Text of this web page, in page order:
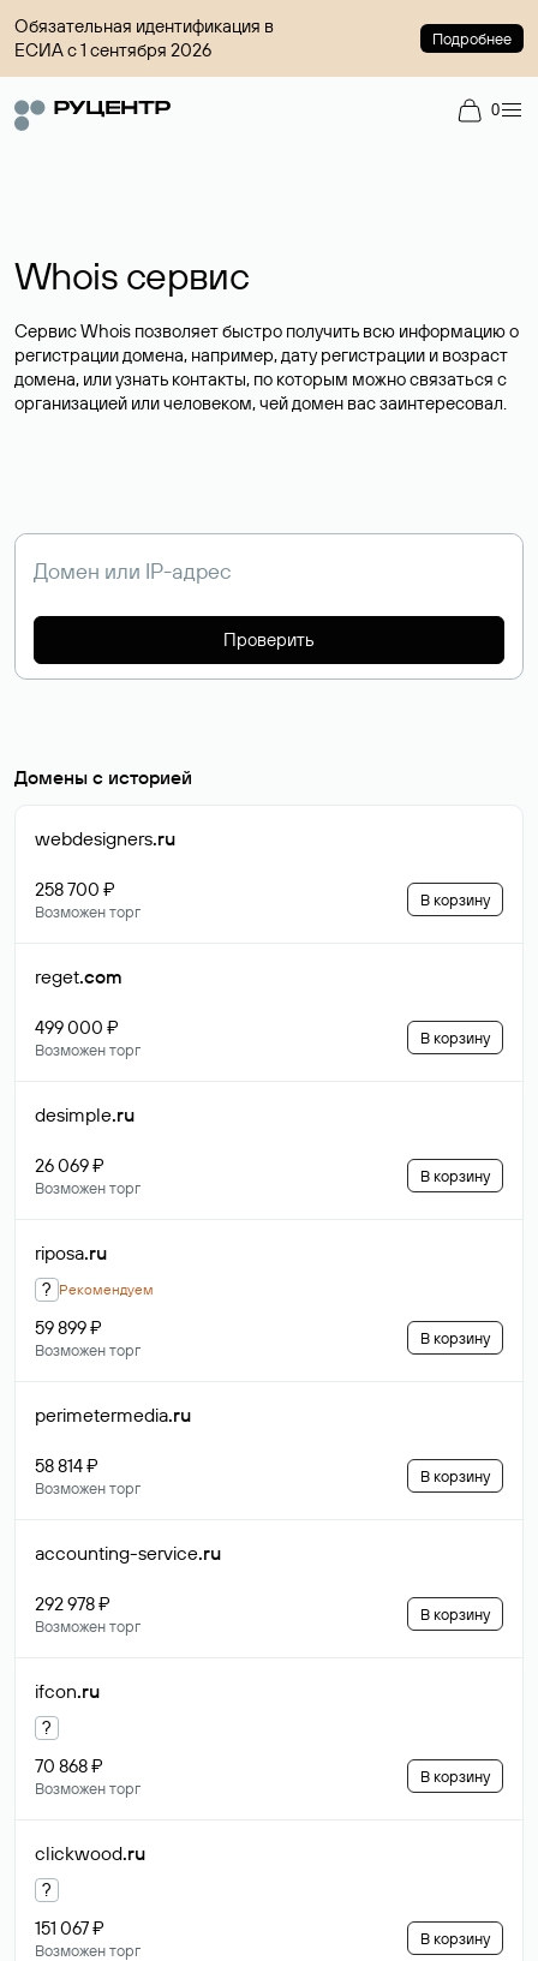
Обязательная идентификация в
ЕСИА с 1 сентября 2026
Подробнее
0
Whois сервис
Сервис Whois позволяет быстро получить всю информацию о
регистрации домена, например, дату регистрации и возраст
домена, или узнать контакты, по которым можно связаться с
организацией или человеком, чей домен вас заинтересовал.
Проверить
Домены с историей
webdesigners.ru
258 700 ₽
Возможен торг
В корзину
reget.com
499 000 ₽
Возможен торг
В корзину
desimple.ru
26 069 ₽
Возможен торг
В корзину
riposa.ru
? Рекомендуем
59 899 ₽
Возможен торг
В корзину
perimetermedia.ru
58 814 ₽
Возможен торг
В корзину
accounting-service.ru
292 978 ₽
Возможен торг
В корзину
ifcon.ru
?
70 868 ₽
Возможен торг
В корзину
clickwood.ru
?
151 067 ₽
Возможен торг
В корзину